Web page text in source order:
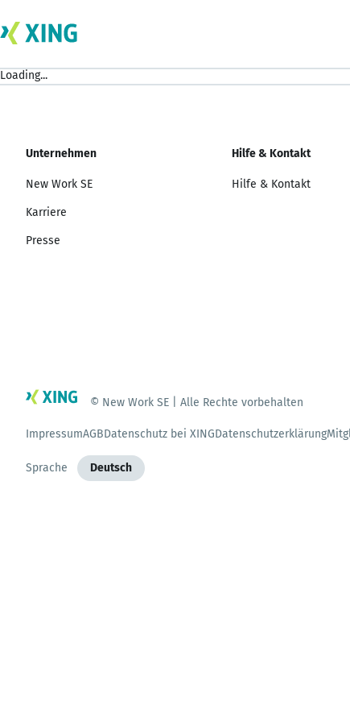
Loading...
Unternehmen
New Work SE
Karriere
Presse
Hilfe & Kontakt
Hilfe & Kontakt
© New Work SE | Alle Rechte vorbehalten
ImpressumAGBDatenschutz bei XINGDatenschutzerklärung
Sprache Deutsch